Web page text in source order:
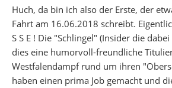
Huch, da bin ich also der Erste, der
Fahrt am 16.06.2018 schreibt.
S S E ! Die "Schlingel" (Insider die
dies eine humorvoll-freundliche
Westfalendampf rund um ihren
haben einen prima Job gemacht und